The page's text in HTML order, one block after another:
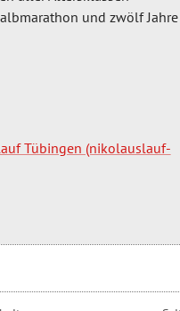
und zwölf
Tübingen (nikolauslauf-